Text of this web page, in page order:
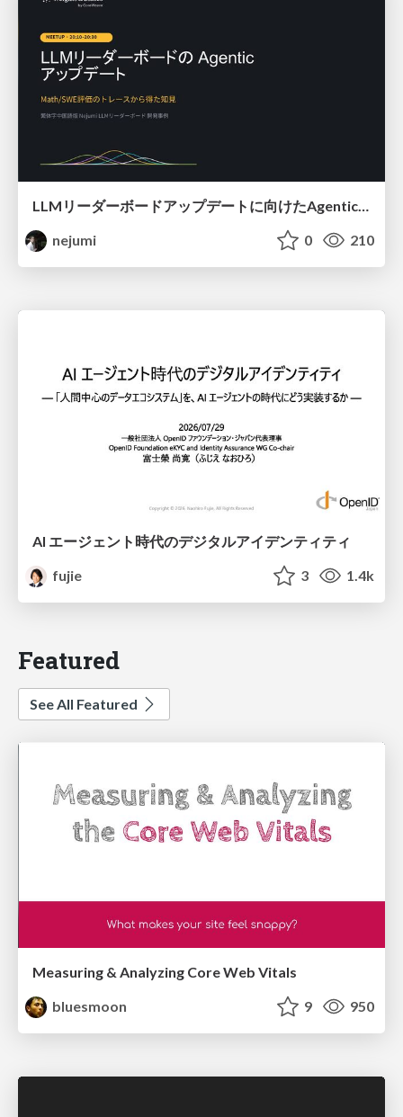
LLMリーダーボードアップデートに向けたAgentic Math_SWEのトレースについて
nejumi
0 210
AI エージェント時代のデジタルアイデンティティ
fujie
3 1.4k
Featured
See All Featured
Measuring & Analyzing Core Web Vitals
bluesmoon
9 950